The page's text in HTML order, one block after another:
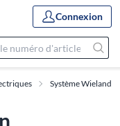
Connexion
Système Wieland